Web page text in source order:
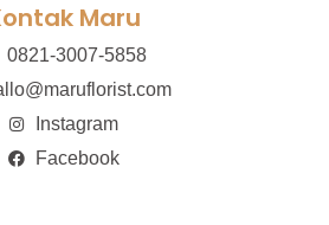
Maru
0821-3007-5858
Instagram
Facebook